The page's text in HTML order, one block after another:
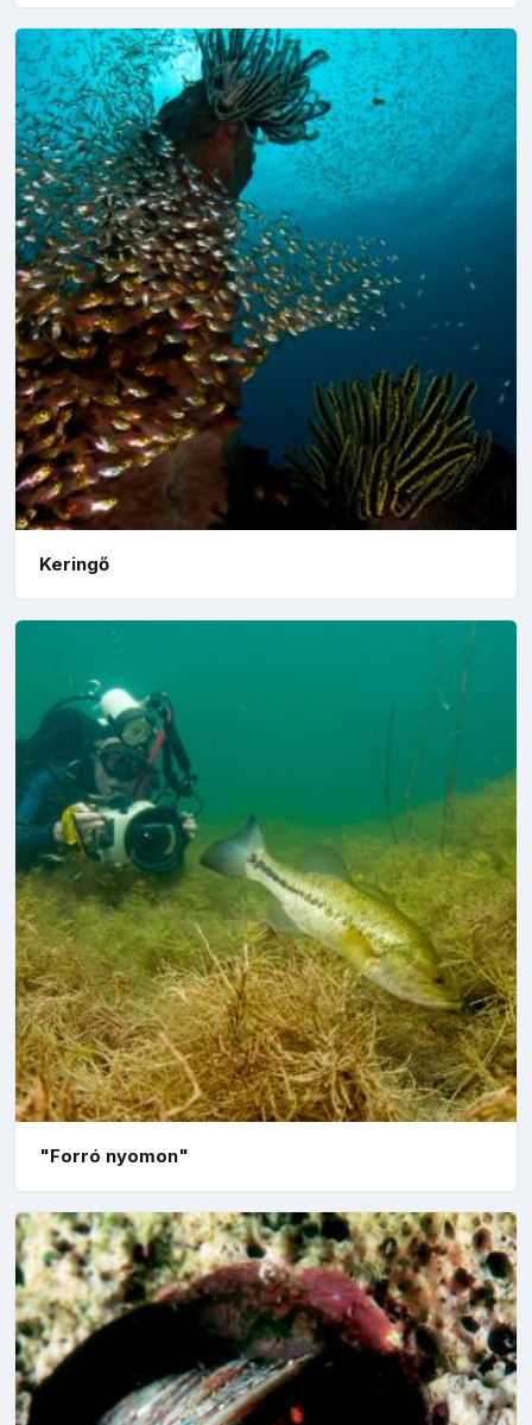
Keringő
"Forró nyomon"